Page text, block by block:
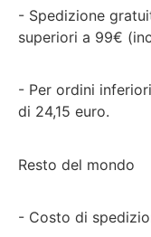
- Spedizione
superiori a 99€
- Per ordini
di 24,15 euro.
Resto del mondo
- Costo di